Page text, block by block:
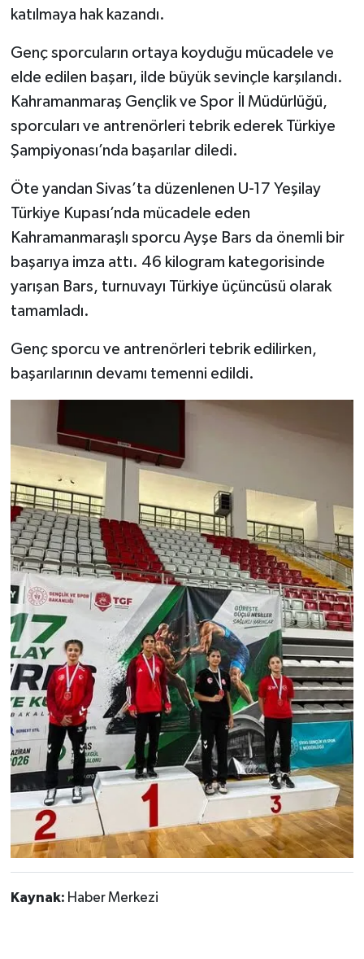
katılmaya hak kazandı.
Genç sporcuların ortaya koyduğu mücadele ve
elde edilen başarı, ilde büyük sevinçle karşılandı.
Kahramanmaraş Gençlik ve Spor İl Müdürlüğü,
sporcuları ve antrenörleri tebrik ederek Türkiye
Şampiyonası’nda başarılar diledi.
Öte yandan Sivas’ta düzenlenen U-17 Yeşilay
Türkiye Kupası’nda mücadele eden
Kahramanmaraşlı sporcu Ayşe Bars da önemli bir
başarıya imza attı. 46 kilogram kategorisinde
yarışan Bars, turnuvayı Türkiye üçüncüsü olarak
tamamladı.
Genç sporcu ve antrenörleri tebrik edilirken,
başarılarının devamı temenni edildi.
Kaynak: Haber Merkezi